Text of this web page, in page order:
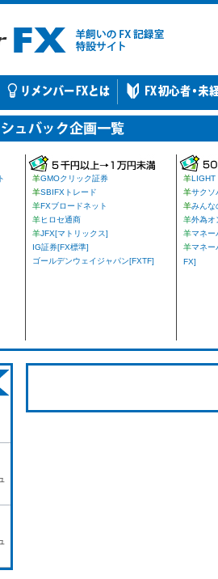
羊GMOクリック証券
羊SBIFXトレード
羊FXブロードネット
羊ヒロセ通商
羊JFX[マトリックス]
IG証券[FX標準]
ゴールデンウェイジャパン[FXTF]
羊LIGHT
羊サクソ
羊みんな
羊外為オ
羊マネー
羊マネー
FX]